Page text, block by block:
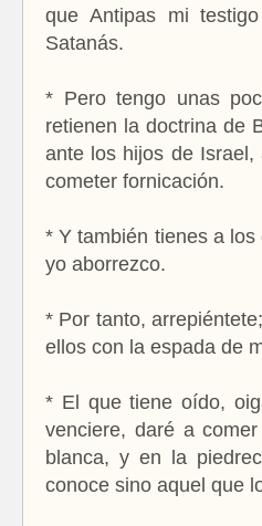
que Antipas mi
Satanás.
* Pero tengo unas
retienen la doctrina de
ante los hijos de
cometer fornicación.
* Y también tienes a
yo aborrezco.
* Por tanto,
ellos con la espada de
* El que tiene oído,
venciere, daré a
blanca, y en la
conoce sino aquel que